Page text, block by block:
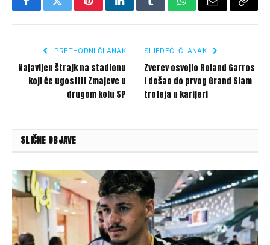
FacebookTwitterPinterestLinkedInTumblrWhatsApp
Email Copy
PRETHODNI ČLANAK
Najavljen štrajk na stadionu
koji će ugostiti Zmajeve u
drugom kolu SP
SLJEDEĆI ČLANAK
Zverev osvojio Roland Garros
i došao do prvog Grand Slam
trofeja u karijeri
SLIČNE OBJAVE